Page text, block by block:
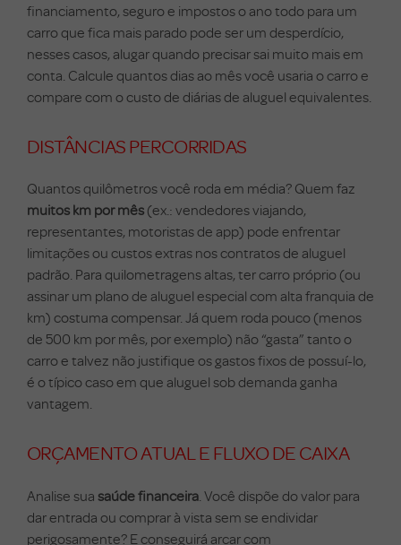
financiamento, seguro e impostos o ano todo para um
carro que fica mais parado pode ser um desperdício,
nesses casos, alugar quando precisar sai muito mais em
conta. Calcule quantos dias ao mês você usaria o carro e
compare com o custo de diárias de aluguel equivalentes.
DISTÂNCIAS PERCORRIDAS
Quantos quilômetros você roda em média? Quem faz
muitos km por mês (ex.: vendedores viajando,
representantes, motoristas de app) pode enfrentar
limitações ou custos extras nos contratos de aluguel
padrão. Para quilometragens altas, ter carro próprio (ou
assinar um plano de aluguel especial com alta franquia de
km) costuma compensar. Já quem roda pouco (menos
de 500 km por mês, por exemplo) não “gasta” tanto o
carro e talvez não justifique os gastos fixos de possuí-lo,
é o típico caso em que aluguel sob demanda ganha
vantagem.
ORÇAMENTO ATUAL E FLUXO DE CAIXA
Analise sua saúde financeira . Você dispõe do valor para
dar entrada ou comprar à vista sem se endividar
perigosamente? E conseguirá arcar com